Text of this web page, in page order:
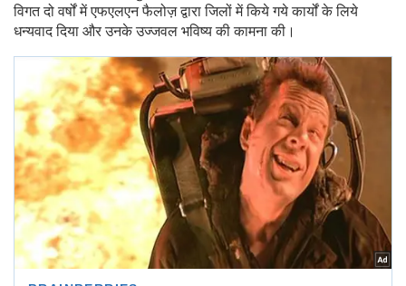
विगत दो वर्षों में एफएलएन फैलोज़ द्वारा जिलों में किये गये कार्यों के लिये
धन्यवाद दिया और उनके उज्जवल भविष्य की कामना की।